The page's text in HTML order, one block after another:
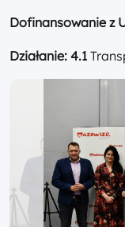
Dofinansowanie z
Działanie: 4.1